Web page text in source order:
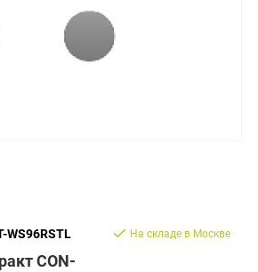
WS96RSTL
CON-
На складе в Москве